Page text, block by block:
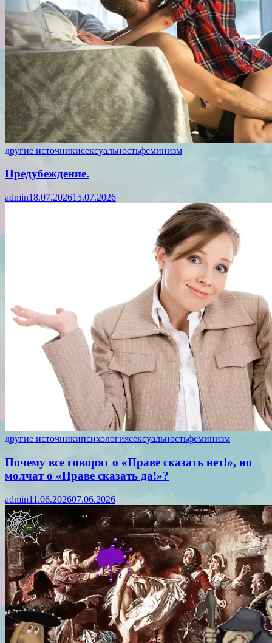
другие источникисексуальностьфеминизм
Предубеждение.
admin18.07.202615.07.2026
другие источникипсихологиясексуальностьфеминизм
Почему все говорят о «Праве сказать нет!», но
молчат о «Праве сказать да!»?
admin11.06.202607.06.2026